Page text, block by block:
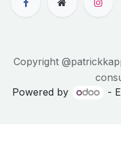
Copyright
Powered by
-